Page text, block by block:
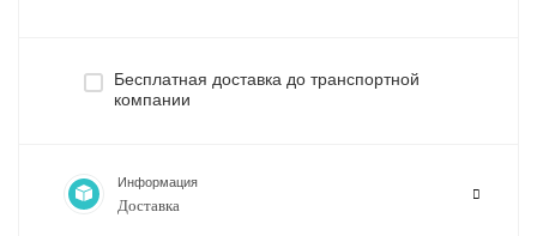
Бесплатная доставка до транспортной
компании
Информация
Доставка